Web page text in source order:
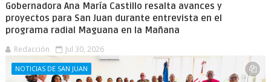
Gobernadora Ana María Castillo resalta avances y
proyectos para San Juan durante entrevista en el
programa radial Maguana en la Mañana
Redacción Jul 30, 2026
NOTICIAS DE SAN JUAN